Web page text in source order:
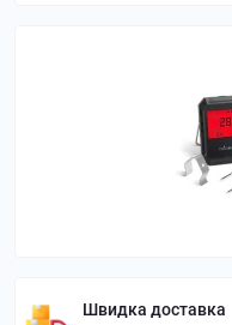
Швидка доставка